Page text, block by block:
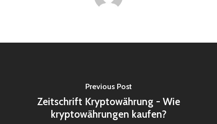
Previous Post
Zeitschrift Kryptowährung - Wie
kryptowährungen kaufen?